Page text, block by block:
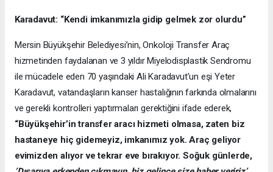
Karadavut: “Kendi imkanımızla gidip gelmek zor olurdu”
Mersin Büyükşehir Belediyesi’nin, Onkoloji Transfer Araç
hizmetinden faydalanan ve 3 yıldır Miyelodisplastik Sendromu
ile mücadele eden 70 yaşındaki Ali Karadavut’un eşi Yeter
Karadavut, vatandaşların kanser hastalığının farkında olmalarını
ve gerekli kontrolleri yaptırmaları gerektiğini ifade ederek,
“Büyükşehir’in transfer aracı hizmeti olmasa, zaten biz
hastaneye hiç gidemeyiz, imkanımız yok. Araç geliyor
evimizden alıyor ve tekrar eve bırakıyor. Soğuk günlerde,